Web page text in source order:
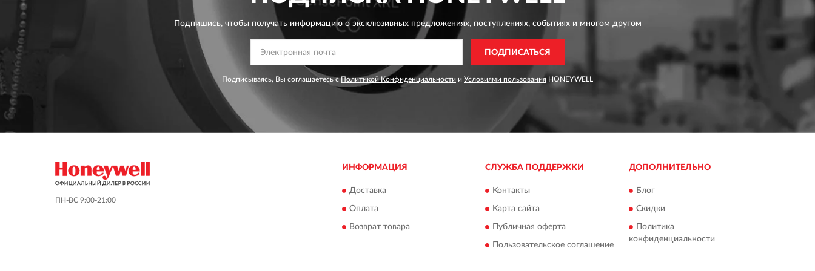
Подпишись, чтобы получать информацию о эксклюзивных предложениях,поступлениях, событиях и многом другом
ПОДПИСАТЬСЯ
Подписываясь, Вы соглашаетесь сПолитикой Конфиденциальности и Условиями пользования HONEYWELL
ПН-ВС 9:00-21:00
ИНФОРМАЦИЯ
Доставка
Оплата
Возврат товара
СЛУЖБА ПОДДЕРЖКИ
Контакты
Карта сайта
Публичная оферта
Пользовательское соглашение
ДОПОЛНИТЕЛЬНО
Блог
Скидки
Политика
конфиденциальности